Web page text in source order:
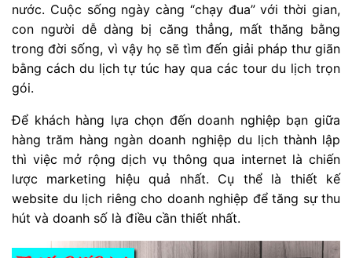
nước. Cuộc sống ngày càng “chạy đua” với thời gian,
con người dễ dàng bị căng thẳng, mất thăng bằng
trong đời sống, vì vậy họ sẽ tìm đến giải pháp thư giãn
bằng cách du lịch tự túc hay qua các tour du lịch trọn
gói.
Để khách hàng lựa chọn đến doanh nghiệp bạn giữa
hàng trăm hàng ngàn doanh nghiệp du lịch thành lập
thì việc mở rộng dịch vụ thông qua internet là chiến
lược marketing hiệu quả nhất. Cụ thể là thiết kế
website du lịch riêng cho doanh nghiệp để tăng sự thu
hút và doanh số là điều cần thiết nhất.